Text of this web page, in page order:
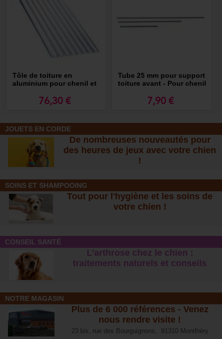
Tôle de toiture en
aluminium pour chenil et
76,30 €
Tube 25 mm pour support
toiture avant - Pour chenil
7,90 €
JOUETS EN CORDE
De nombreuses nouveautés pour
des heures de jeux avec votre chien
!
SOINS ET SHAMPOOING
Tout pour l'hygiène et les soins de
votre chien !
CONSEIL SANTÉ
L’arthrose chez le chien :
traitements naturels et conseils
NOTRE MAGASIN
Plus de 6 000 références - Venez
nous rendre visite !
23 bis, rue des Bourguignons, 91310 Montlhéry